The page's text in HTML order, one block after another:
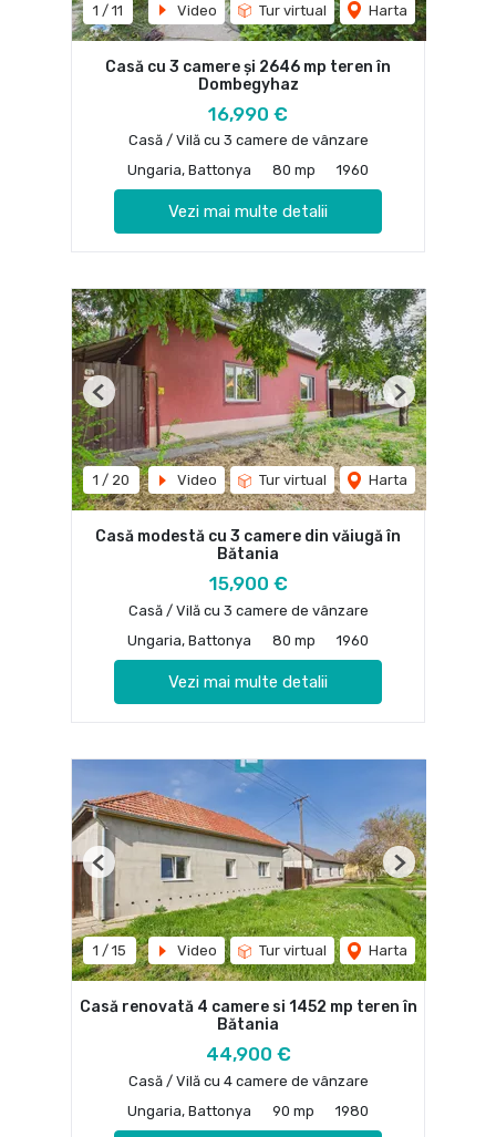
1 / 11 Video Tur virtual Harta
Casă cu 3 camere și 2646 mp teren în
Dombegyhaz
16,990 €
Casă / Vilă cu 3 camere de vânzare
Ungaria, Battonya
80 mp 1960
Vezi mai multe detalii
1 / 20 Video Tur virtual Harta
Previous Next
Casă modestă cu 3 camere din văiugă în
Bătania
15,900 €
Casă / Vilă cu 3 camere de vânzare
Ungaria, Battonya
80 mp 1960
Vezi mai multe detalii
1 / 15 Video Tur virtual Harta
Previous Next
Casă renovată 4 camere si 1452 mp teren în
Bătania
44,900 €
Casă / Vilă cu 4 camere de vânzare
Ungaria, Battonya
90 mp 1980